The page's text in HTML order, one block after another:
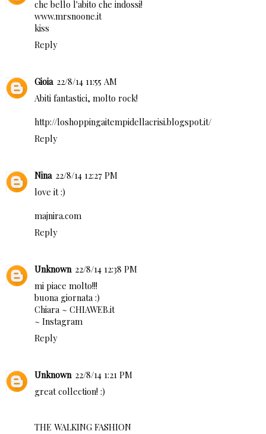
che bello l'abito che indossi!
www.mrsnoone.it
kiss
Reply
Gioia 22/8/14 11:55 AM
Abiti fantastici, molto rock!
http://loshoppingaitempidellacrisi.blogspot.it/
Reply
Nina 22/8/14 12:27 PM
love it :)
majnira.com
Reply
Unknown 22/8/14 12:38 PM
mi piace molto!!!
buona giornata :)
Chiara ~ CHIAWEB.it
~ Instagram
Reply
Unknown 22/8/14 1:21 PM
great collection! :)
THE WALKING FASHION